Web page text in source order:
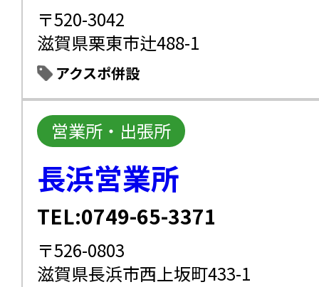
〒520-3042
滋賀県栗東市辻488-1
アクスポ併設
営業所・出張所
長浜営業所
TEL:0749-65-3371
〒526-0803
滋賀県長浜市西上坂町433-1